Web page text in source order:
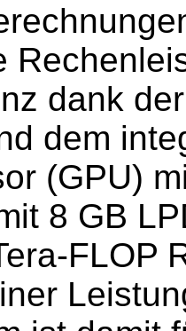
dank
dem
(GPU)
8 GB
FLOP